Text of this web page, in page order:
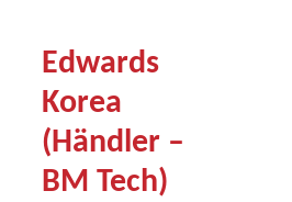
Edwards
Korea
(Händler –
BM Tech)